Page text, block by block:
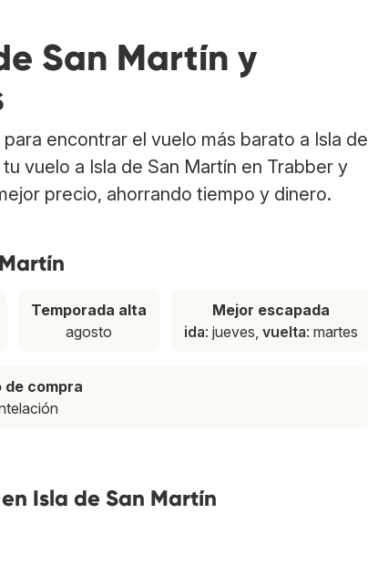
San Martín y
encontrar el vuelo más barato a Isla de
vuelo a Isla de San Martín en Trabber y
precio, ahorrando tiempo y dinero.
Temporada alta
agosto
Mejor escapada
ida: jueves, vuelta: martes
de compra
Isla de San Martín